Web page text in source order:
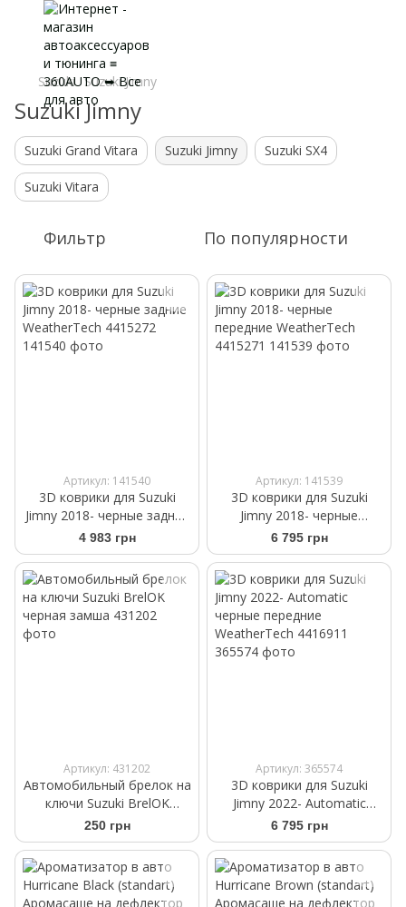
Suzuki Suzuki Jimny
Suzuki Jimny
Suzuki Grand Vitara Suzuki Jimny Suzuki SX4
Suzuki Vitara
Фильтр По популярности
Артикул: 141540
3D коврики для Suzuki
Jimny 2018- черные задние
WeatherTech 4415272
4 983 грн
Артикул: 141539
3D коврики для Suzuki
Jimny 2018- черные
передние WeatherTech
4415271
6 795 грн
Артикул: 431202
Автомобильный брелок на
ключи Suzuki BrelOK
черная замша
250 грн
Артикул: 365574
3D коврики для Suzuki
Jimny 2022- Automatic
черные передние
WeatherTech 4416911
6 795 грн